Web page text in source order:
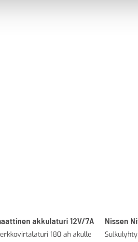
akkulaturi 12V/7A
180 ah akulle
Nissen